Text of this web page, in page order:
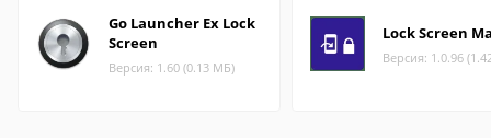
Go Launcher Ex Lock
Screen
Версия: 1.60 (0.13 МБ)
Lock Screen
Версия: 1.0.96